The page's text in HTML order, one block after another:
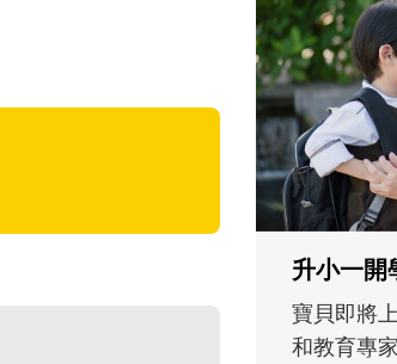
寶貝即將上小學，信誼集結國小老師
和教育專家的建議，從孩子的學習、